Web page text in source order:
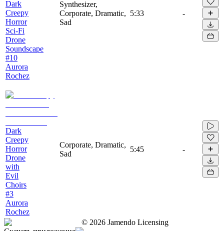
Dark
Creepy
Horror
Sci-Fi
Drone
Soundscape
#10
Aurora
Rochez
Synthesizer,
Corporate, Dramatic,
Sad
5:33 -
Dark
Creepy
Horror
Drone
with
Evil
Choirs
#3
Aurora
Rochez
Corporate, Dramatic,
Sad
5:45 -
© 2026 Jamendo Licensing